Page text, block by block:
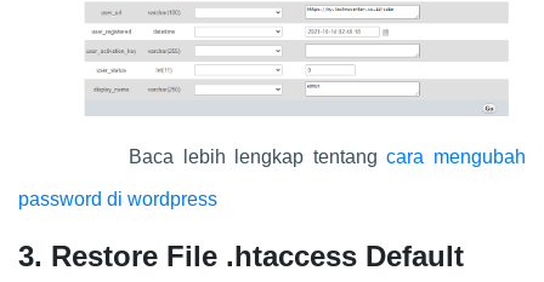
Baca lebih lengkap tentangcara mengubah
password di wordpress
3. Restore File .htaccess Default